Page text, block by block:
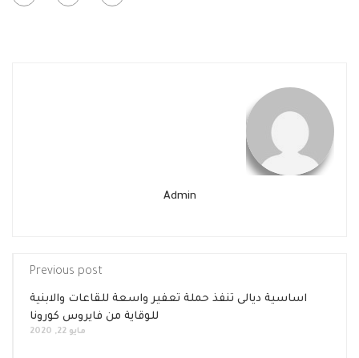
Admin
Previous post
اساسية ديالى تنفذ حملة تعفير واسعة للقاعات والابنية
للوقاية من فايروس كورونا
مايو 22, 2020